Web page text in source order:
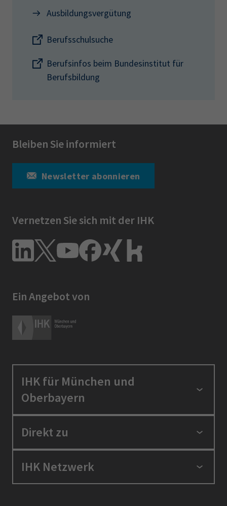
Ausbildungsvergütung
Berufsschulsuche
Berufsinfos beim Bundesinstitut für
Berufsbildung
Bleiben Sie informiert
Newsletter abonnieren
Vernetzen Sie sich mit der IHK
Ein Angebot von
IHK für München und
Oberbayern
Standortpolitik
Ausbildung und Fortbildung
Berufszugang
Direkt zu
Positionen
IHK in der Region
IHK Netzwerk